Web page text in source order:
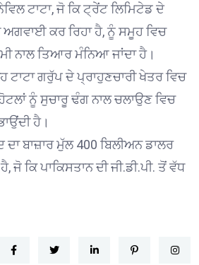
ਟਾਟਾ, ਜੋ ਕਿ ਟ੍ਰੇਂਟ ਲਿਮਿਟੇਡ ਦੇ
ਅਗਵਾਈ ਕਰ ਰਿਹਾ ਹੈ, ਨੂੰ ਸਮੂਹ ਵਿਚ
ਨਾਲ ਤਿਆਰ ਮੰਨਿਆ ਜਾਂਦਾ ਹੈ।
ਟਾਟਾ ਗਰੁੱਪ ਦੇ ਪ੍ਰਾਹੁਣਚਾਰੀ ਖੇਤਰ ਵਿਚ
ਨੂੰ ਸੁਚਾਰੂ ਢੰਗ ਨਾਲ ਚਲਾਉਣ ਵਿਚ
ਹੈ।
ਦਾ ਬਾਜ਼ਾਰ ਮੁੱਲ 400 ਬਿਲੀਅਨ ਡਾਲਰ
ਜੋ ਕਿ ਪਾਕਿਸਤਾਨ ਦੀ ਜੀ.ਡੀ.ਪੀ. ਤੋਂ ਵੱਧ